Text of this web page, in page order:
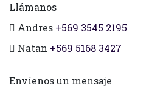
Llámanos
Andres +569 3545 2195
Natan +569 5168 3427
Envíenos un mensaje